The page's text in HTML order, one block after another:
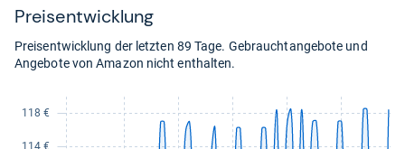
eBay
110,00
kaufen.
Details
Auf Lager
Preis­ent­wick­lung
Preisentwicklung der letzten 89 Tage. Gebrauchtangebote und
Angebote von Amazon nicht enthalten.